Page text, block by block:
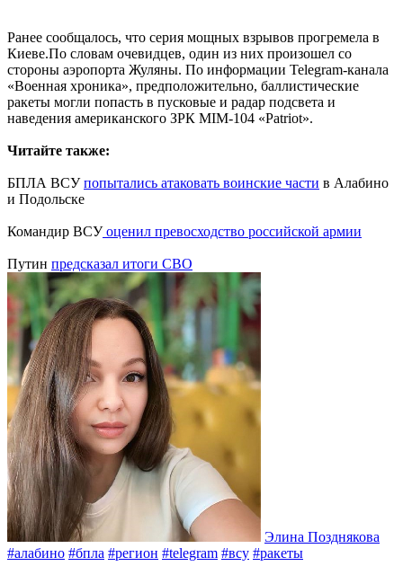
Ранее сообщалось, что серия мощных взрывов прогремела в
Киеве.По словам очевидцев, один из них произошел со
стороны аэропорта Жуляны. По информации Telegram-канала
«Военная хроника», предположительно, баллистические
ракеты могли попасть в пусковые и радар подсвета и
наведения американского ЗРК MIM-104 «Patriot».
Читайте также:
БПЛА ВСУпопытались атаковать воинские части в Алабино
и Подольске
Командир ВСУоценил превосходство российской армии
Путин предсказал итоги СВО
Элина Позднякова
#алабино #бпла #регион #telegram #всу #ракеты